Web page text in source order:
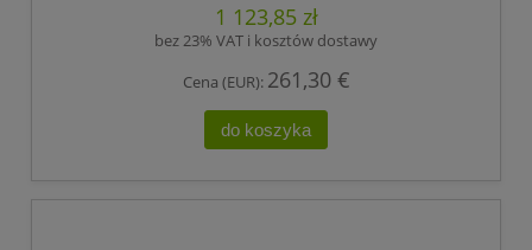
1 123,85 zł
bez 23% VAT i kosztów dostawy
Cena (EUR): 261,30 €
do koszyka